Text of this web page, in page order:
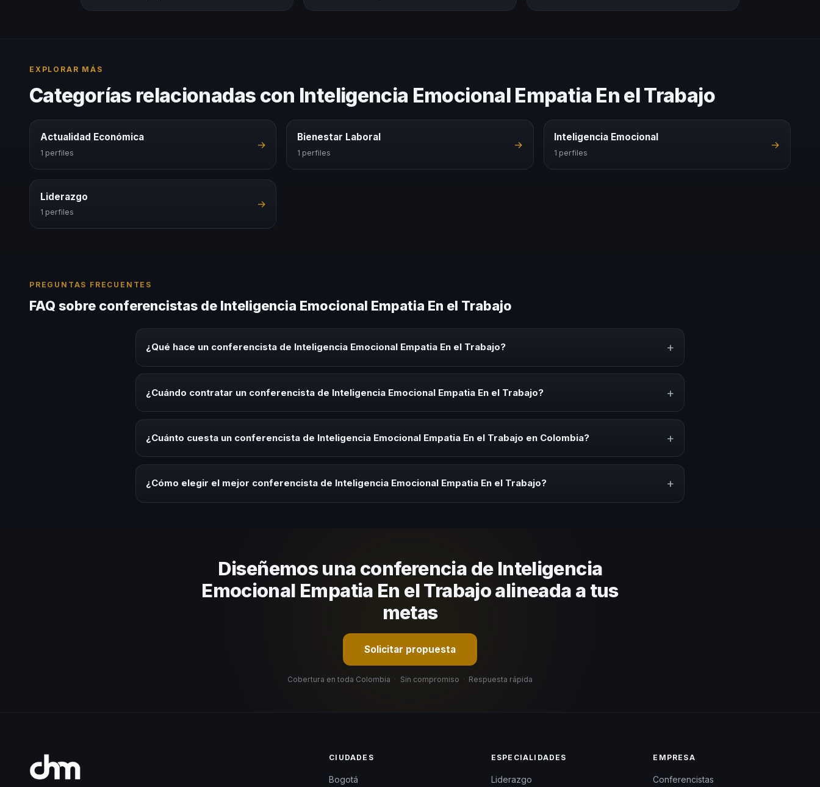
EXPLORAR MÁS
Categorías relacionadas con Inteligencia Emocional Empatia En el Trabajo
Actualidad Económica
1 perfiles
→
Bienestar Laboral
1 perfiles
→
Inteligencia Emocional
1 perfiles
→
Liderazgo
1 perfiles
→
PREGUNTAS FRECUENTES
FAQ sobre conferencistas de Inteligencia Emocional Empatia En el Trabajo
¿Qué hace un conferencista de Inteligencia Emocional Empatia En el Trabajo? +
herramientas aplicables para la audiencia.
¿Cuándo contratar un conferencista de Inteligencia Emocional Empatia En el Trabajo? +
¿Cuánto cuesta un conferencista de Inteligencia Emocional Empatia En el Trabajo en Colombia? +
¿Cómo elegir el mejor conferencista de Inteligencia Emocional Empatia En el Trabajo? +
Diseñemos una conferencia de Inteligencia
Emocional Empatia En el Trabajo alineada a tus
metas
Solicitar propuesta
Cobertura en toda Colombia · Sin compromiso · Respuesta rápida
CIUDADES
Bogotá
ESPECIALIDADES
Liderazgo
EMPRESA
Conferencistas